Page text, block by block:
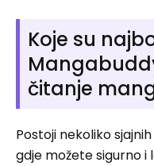
Koje su
čitanje
Postoji nekoliko
gdje možete sigurno